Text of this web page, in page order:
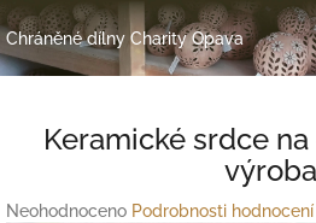
Přejít
na
obsah
Chráněné dílny Charity Opava
Keramické srdce
výroba
Průměrné
Neohodnoceno Podrobnosti hodnocení